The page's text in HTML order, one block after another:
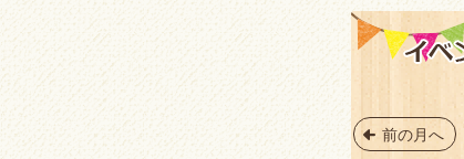
前の月へ